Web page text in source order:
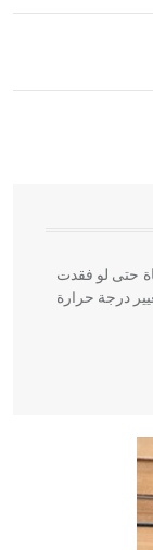
التي ارتبطت
حيث يحرص
حتى لو فقدت
درجة حرارة
مؤلفات هي:
الرأس. ويعود